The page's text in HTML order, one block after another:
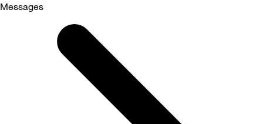
Messages